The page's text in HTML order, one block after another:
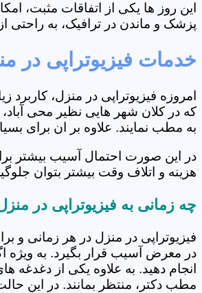
این روز ها یکی از اتفاقات مثبت،
پزشک و ماندن در ترافیک، به راحتی
خدمات فیزیوتراپی در
امروزه فیزیوتراپی در منزل،
که در کلان شهر هایی نظیر محی
به مطب نمایند. علاوه بر ان برای
در این صورت احتمال آسیب بیشتر
هزینه و اتلاف وقت بیشتر بتوان
چه زمانی به فیزیوتراپی در
فیزیوتراپی در منزل در هر زمانی و
در معرض آسیب قرار بگیرد. به ویژه
انجام دهید. به علاوه یکی از دغدغه
مطب دکتر، منتظر بمانند. در این